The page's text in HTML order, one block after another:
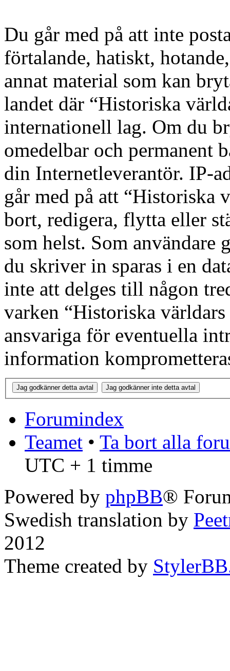
Du går med på att inte
förtalande, hatiskt,
annat material som kan
landet där “Historiska
internationell lag. Om du
omedelbar och permanent
din Internetleverantör. IP-
går med på att “Historiska
bort, redigera, flytta eller
som helst. Som
du skriver in sparas i en
inte att delges till någon
varken “Historiska
ansvariga för eventuella
information
Forumindex
Teamet • Ta bort alla
UTC + 1 timme
Powered by phpBB®
Swedish translation by
2012
Theme created by